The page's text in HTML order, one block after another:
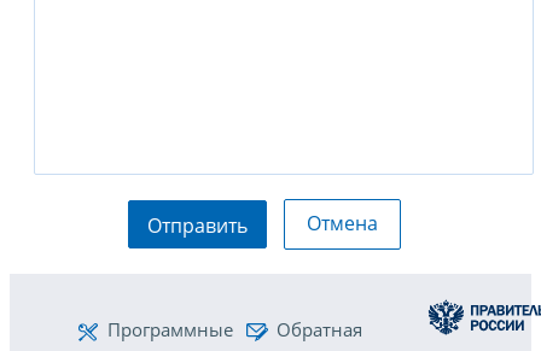
Отправить Отмена
Программные
Обратная